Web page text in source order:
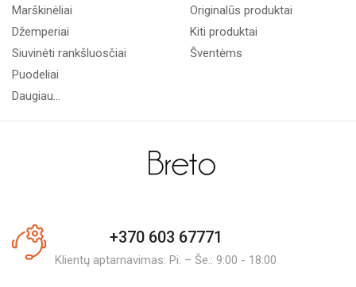
Marškinėliai
Džemperiai
Siuvinėti rankšluosčiai
Puodeliai
Daugiau...
Originalūs produktai
Kiti produktai
Šventėms
+370 603 67771
Klientų aptarnavimas: Pi. – Še.: 9:00 - 18:00